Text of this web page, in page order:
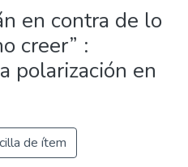
en contra de lo
creer” :
polarización en
de ítem